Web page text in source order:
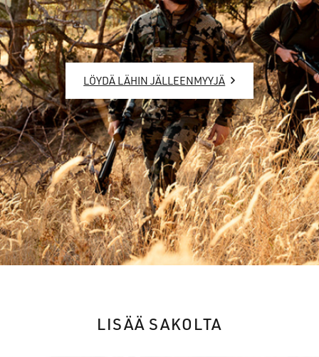
LÖYDÄ LÄHIN JÄLLEENMYYJÄ
LISÄÄ SAKOLTA